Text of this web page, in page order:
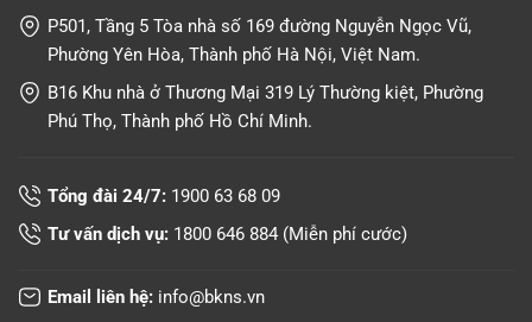
P501, Tầng 5 Tòa nhà số 169 đường Nguyễn Ngọc Vũ,
Phường Yên Hòa, Thành phố Hà Nội, Việt Nam.
B16 Khu nhà ở Thương Mại 319 Lý Thường kiệt, Phường
Phú Thọ, Thành phố Hồ Chí Minh.
Tổng đài 24/7: 1900 63 68 09
Tư vấn dịch vụ: 1800 646 884 (Miễn phí cước)
Email liên hệ: info@bkns.vn